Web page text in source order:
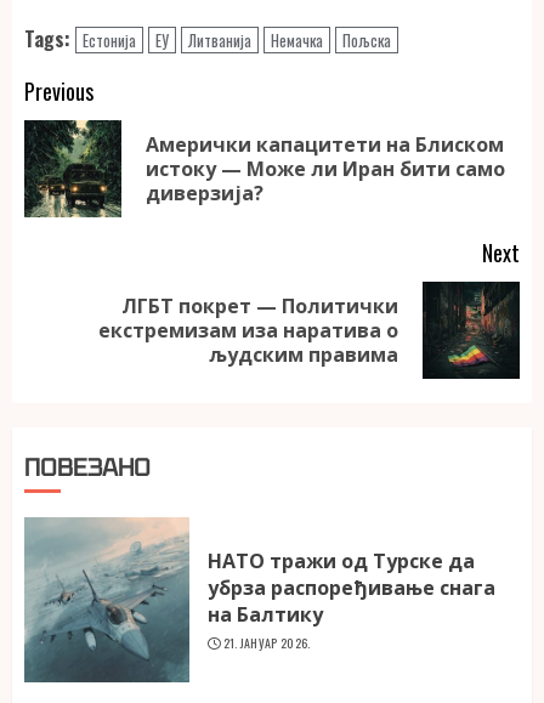
Tags: Естонија ЕУ Литванија Немачка Пољска
Continue
Reading
Previous
Амерички капацитети на Блиском
истоку — Може ли Иран бити само
диверзија?
Next
ЛГБТ покрет — Политички
екстремизам иза наратива о
људским правима
ПОВЕЗАНО
НАТО тражи од Турске да
убрза распоређивање снага
на Балтику
21. ЈАНУАР 2026.